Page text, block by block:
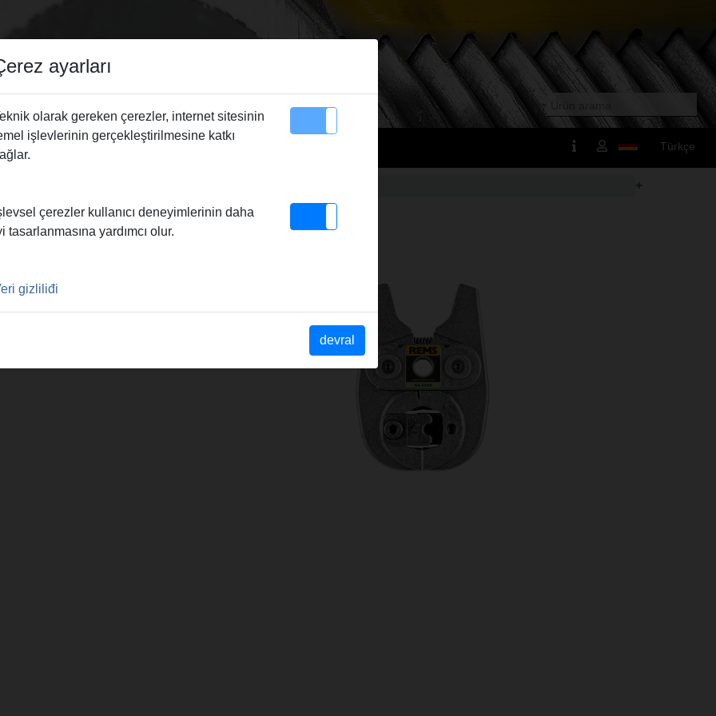
Site Haritası Irtibat Türkçe
Mini UNC 3/8" +
3/8"
Stahl, nichtrostenden
ayarları
olarak gereken çerezler, internet sitesinin
işlevlerinin gerçekleştirilmesine katkı
çerezler kullanıcı deneyimlerinin daha
tasarlanmasına yardımcı olur.
gizliliđi
devral